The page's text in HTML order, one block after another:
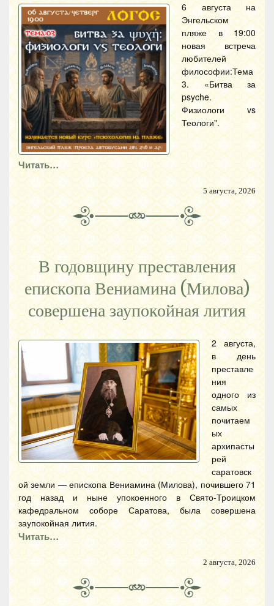
6 августа на
Энгельском
пляже в 19:00
новая встреча
любителей
философии:Тема
3. «Битва за
psyche.
Физиологи vs
Теологи".
Читать…
5 августа, 2026
В годовщину преставления
епископа Вениамина (Милова)
совершена заупокойная лития
2 августа,
в день
преставле
ния
одного из
самых
почитаем
ых
архипасты
рей
саратовск
ой земли — епископа Вениамина (Милова), почившего 71
год назад и ныне упокоенного в Свято-Троицком
кафедральном соборе Саратова, была совершена
заупокойная лития.
Читать…
2 августа, 2026